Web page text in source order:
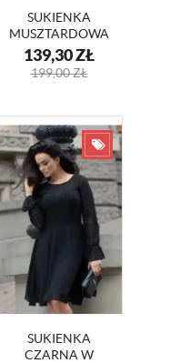
SUKIENKA
MUSZTARDOWA
W ROMBY MAJA
KM348
139,30ZŁ
199,00ZŁ
SUKIENKA
CZARNA W